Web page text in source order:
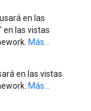
en las
en las vistas
Más...
en las vistas
Más...